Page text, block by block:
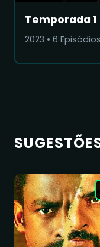
Temporada 1
2023 • 6 Episódios